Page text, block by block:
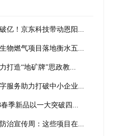
亿！京东科技带动恩阳...
物燃气项目落地衡水五...
打造“地矿牌”思政教...
服务助力打破中小企业...
春季新品以一大突破四...
治宣传周：这些项目在...